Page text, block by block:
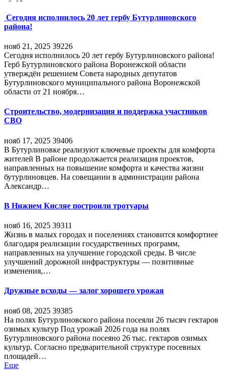
Сегодня исполнилось 20 лет гербу Бутурлиновского
района!
нояб 21, 2025 39226
Сегодня исполнилось 20 лет гербу Бутурлиновского района!
Герб Бутурлиновского района Воронежской области
утверждён решением Совета народных депутатов
Бутурлиновского муниципального района Воронежской
области от 21 ноября…
Строительство, модернизация и поддержка участников
СВО
нояб 17, 2025 39406
В Бутурлиновке реализуют ключевые проекты для комфорта
жителей В районе продолжается реализация проектов,
направленных на повышение комфорта и качества жизни
бутурлиновцев. На совещании в администрации района
Александр…
В Нижнем Кисляе построили тротуары
нояб 16, 2025 39311
Жизнь в малых городах и поселениях становится комфортнее
благодаря реализации государственных программ,
направленных на улучшение городской среды. В числе
улучшений дорожной инфраструктуры — позитивные
изменения,…
Дружные всходы — залог хорошего урожая
нояб 08, 2025 39385
На полях Бутурлиновского района посеяли 26 тысяч гектаров
озимых культур Под урожай 2026 года на полях
Бутурлиновского района посеяно 26 тыс. гектаров озимых
культур. Согласно предварительной структуре посевных
площадей…
Еще